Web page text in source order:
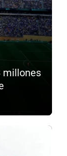
millones